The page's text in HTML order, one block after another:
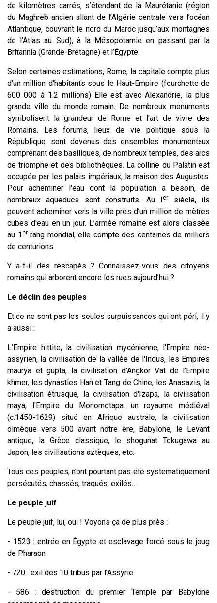
de kilomètres carrés, s’étendant de la Maurétanie (région
du Maghreb ancien allant de l’Algérie centrale vers l’océan
Atlantique, couvrant le nord du Maroc jusqu’aux montagnes
de l’Atlas au Sud), à la Mésopotamie en passant par la
Britannia (Grande-Bretagne) et l’Égypte.
Selon certaines estimations, Rome, la capitale compte plus
d'un million d'habitants sous le Haut-Empire (fourchette de
600 000 à 1.2 millions) Elle est avec Alexandrie, la plus
grande ville du monde romain. De nombreux monuments
symbolisent la grandeur de Rome et l'art de vivre des
Romains. Les forums, lieux de vie politique sous la
République, sont devenus des ensembles monumentaux
comprenant des basiliques, de nombreux temples, des arcs
de triomphe et des bibliothèques. La colline du Palatin est
occupée par les palais impériaux, la maison des Augustes.
Pour acheminer l'eau dont la population a besoin, de
nombreux aqueducs sont construits. Au Ier
siècle, ils
peuvent acheminer vers la ville près d’un million de mètres
cubes d'eau en un jour. L’armée romaine est alors classée
au 1errang mondial, elle compte des centaines de milliers
de centurions.
Y a-t-il des rescapés ? Connaissez-vous des citoyens
romains qui arborent encore les rues aujourd’hui ?
Le déclin des peuples
Et ce ne sont pas les seules surpuissances qui ont péri, il y
a aussi :
L’Empire hittite, la civilisation mycénienne, l'Empire néo-
assyrien, la civilisation de la vallée de l'Indus, les Empires
maurya et gupta, la civilisation d'Angkor Vat de l'Empire
khmer, les dynasties Han et Tang de Chine, les Anasazis, la
civilisation étrusque, la civilisation d'Izapa, la civilisation
maya, l'Empire du Monomotapa, un royaume médiéval
(c.1450-1629) situé en Afrique australe, la civilisation
olmèque vers 500 avant notre ère, Babylone, le Levant
antique, la Grèce classique, le shogunat Tokugawa au
Japon, les civilisations aztèques, etc.
Tous ces peuples, n’ont pourtant pas été systématiquement
persécutés, chassés, traqués, exilés…
Le peuple juif
Le peuple juif, lui, oui ! Voyons ça de plus près :
- 1523 : entrée en Égypte et esclavage forcé sous le joug
de Pharaon
- 720 : exil des 10 tribus par l’Assyrie
- 586 : destruction du premier Temple par Babylone